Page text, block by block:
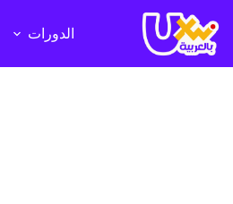
إلى
المحتوى
الدورات